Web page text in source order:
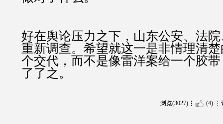
好在舆论压力之下，山东公安、法
重新调查。希望就这一是非情理清
个交代，而不是像雷洋案给一个胶
了了之。
浏览(3027) (4)